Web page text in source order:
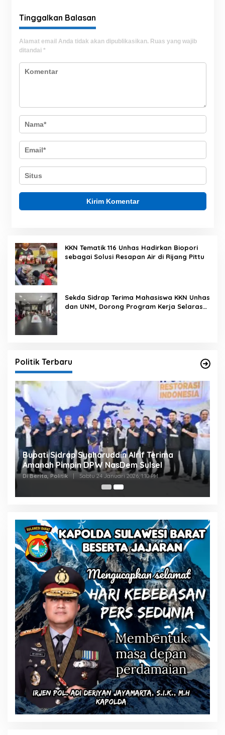
Tinggalkan Balasan
Alamat email Anda tidak akan dipublikasikan. Ruas yang wajib
ditandai *
KKN Tematik 116 Unhas Hadirkan Biopori
sebagai Solusi Resapan Air di Rijang Pittu
Sekda Sidrap Terima Mahasiswa KKN Unhas
dan UNM, Dorong Program Kerja Selaras
Politik Terbaru
Bupati Sidrap Syaharuddin Alrif Terima
Amanah Pimpin DPW NasDem Sulsel
Di Berita, Politik | Sabtu 24 Januari 2026, 1:10 PM